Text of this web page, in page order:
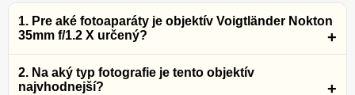
1. Pre aké fotoaparáty je objektív Voigtländer Nokton
35mm f/1.2 X určený?
2. Na aký typ fotografie je tento objektív
najvhodnejší?